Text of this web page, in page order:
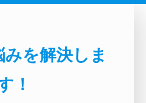
を解決しま
！